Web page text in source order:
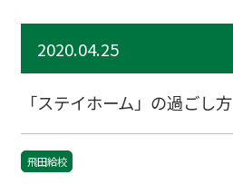
2020.04.25
「ステイホーム」の過ごし方
飛田給校